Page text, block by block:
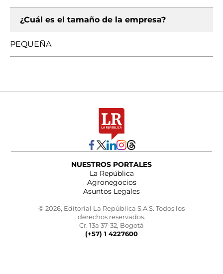
¿Cuál es el tamaño de la empresa?
PEQUEÑA
NUESTROS PORTALES
La República
Agronegocios
Asuntos Legales
© 2026, Editorial La República S.A.S. Todos los
derechos reservados.
Cr. 13a 37-32, Bogotá
(+57) 1 4227600